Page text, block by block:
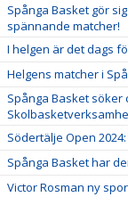
Spånga Basket gör
spännande matcher!
I helgen är det dags
Helgens matcher i
Spånga Basket söker
Södertälje Open
Spånga Basket har
Victor Rosman ny